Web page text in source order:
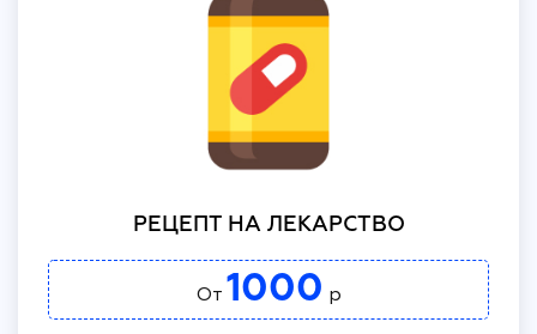
РЕЦЕПТ НА ЛЕКАРСТВО
От 1000 р